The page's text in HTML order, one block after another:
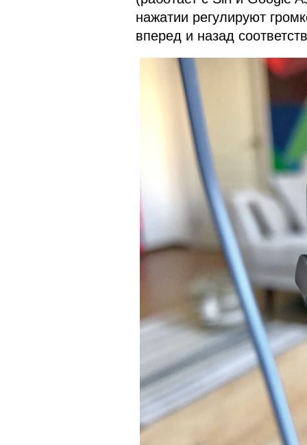
нажатии регулируют
вперед и назад